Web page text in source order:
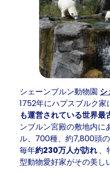
シェーンブルン動物園 シ
1752年にハプスブルク家
も運営されている世界最
ンブルン宮殿の敷地内に
ル、700種、約7,800頭の
毎年約230万人が訪れ 、
型動物愛好家がその美し